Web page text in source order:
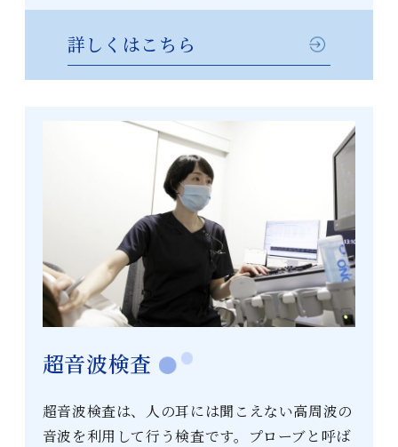
詳しくはこちら
超音波検査
超音波検査は、人の耳には聞こえない高周波の
音波を利用して行う検査です。プローブと呼ば